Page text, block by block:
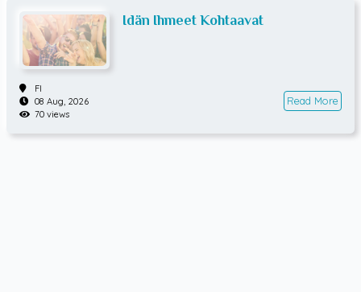
Idän Ihmeet Kohtaavat
FI
08 Aug, 2026
70 views
Read More